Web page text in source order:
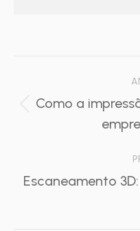
deComo a
Escaneamento